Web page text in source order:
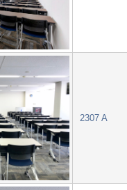
2307 A